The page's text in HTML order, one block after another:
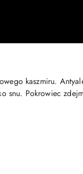
kaszmiru.
snu. Pokrowiec